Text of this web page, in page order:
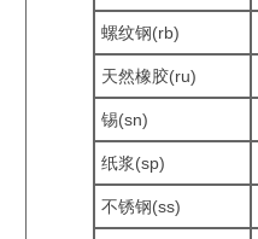
螺纹钢(rb)
天然橡胶(ru)
锡(sn)
纸浆(sp)
不锈钢(ss)